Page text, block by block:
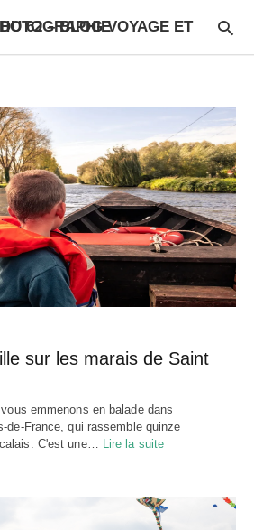
DU 62 – BLOG VOYAGE ET PHOTOGRAPHIE
sur les marais de Saint
emmenons en balade dans
de-France, qui rassemble quinze
C'est une… Lire la suite